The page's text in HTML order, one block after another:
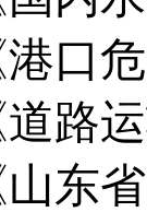
港口
道路
山东